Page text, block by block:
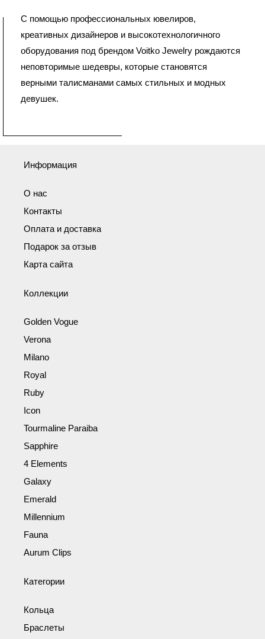
С помощью профессиональных ювелиров,
креативных дизайнеров и высокотехнологичного
оборудования под брендом Voitko Jewelry рождаются
неповторимые шедевры, которые становятся
верными талисманами самых стильных и модных
девушек.
Информация
О нас
Контакты
Оплата и доставка
Подарок за отзыв
Карта сайта
Коллекции
Golden Vogue
Verona
Milano
Royal
Ruby
Icon
Tourmaline Paraiba
Sapphire
4 Elements
Galaxy
Emerald
Millennium
Fauna
Aurum Clips
Категории
Кольца
Браслеты